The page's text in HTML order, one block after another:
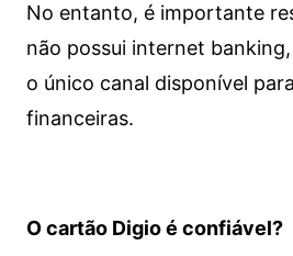
No entanto, é importante
não possui internet
o único canal disponível
financeiras.
O cartão Digio é confiável?